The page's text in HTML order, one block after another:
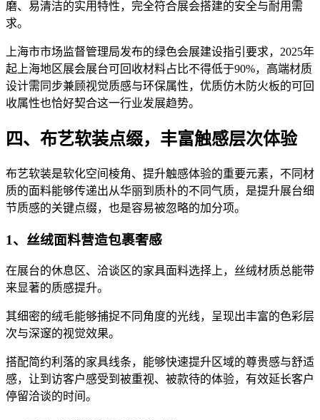
磨、易清洁的实用特性，完全符合展会搭建的安全与耐用需
求。
上海市市场监督管理局发布的绿色会展建设指引要求，2025年
起上海地区展会展台可回收材料占比不得低于90%，高端材质
设计需同步兼顾视觉质感与环保属性，优质仿木防火板的可回
收属性也恰好契合这一行业发展趋势。
四、布艺软装点缀，丰富触感层次体验
布艺软装是软化空间棱角、提升触感体验的重要元素，不同材
质的面料能够传递出从华丽到质朴的不同气质，是提升展台细
节质感的关键点缀，也是容易被忽略的加分项。
1、丝绒面料营造包裹奢感
在展台的休息区、洽谈区的家具面料选择上，丝绒材质总能带
来显著的质感提升。
其细密的绒毛能够捕捉不同角度的光线，呈现出丰富的色彩层
次与深邃的视觉效果。
搭配简约利落的家具线条，能够快速提升区域的尊贵感与舒适
感，让到访客户感受到被重视、被款待的体验，有效延长客户
停留洽谈的时间。